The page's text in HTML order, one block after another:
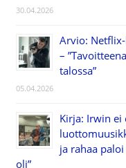
30.04.2026
Arvio:
–
talossa”
05.04.2026
Kirja: Irwin ei
ja rahaa
oli”